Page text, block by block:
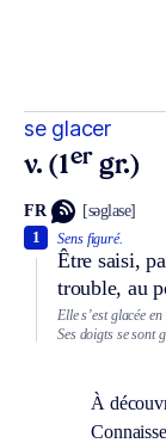
se glacer
v. (1er gr.)
FR [səglase]
Sens figuré.
Être saisi,
trouble, au
1
Elle s’est glacée
Ses doigts se sont
À